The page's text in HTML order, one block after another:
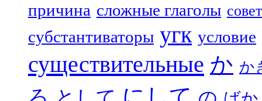
причина сложные глаголы совет
субстантиваторы угк условие
существительные か か